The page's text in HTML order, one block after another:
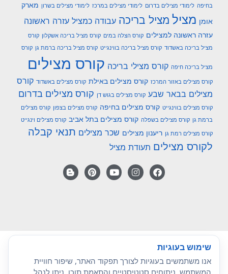
בחיפה לימודי מצילים בדרום לימודי מצילים במרכז לימודי מצילים בשרון מארק
אומן מציל מציל בריכה עבודה כמציל עזרה ראשונה
עזרה ראשונה למצילים קורס הצלה במים קורס מציל בריכה אשקלון קורס
מציל בריכה באשדוד קורס מציל בריכה בווינגייט קורס מציל בריכה ברמת גן קורס
מציל בריכה חיפה קורס מצילי בריכה קורס מצילים
קורס מצילים באזור המרכז קורס מצילים באילת קורס מצילים באשדוד קורס
מצילים בבאר שבע קורס מצילים בגוש דן קורס מצילים בדרום
קורס מצילים בווינגייט קורס מצילים בחיפה קורס מצילים בצפון קורס מצילים
ברמת גן קורס מצילים בשפלה קורס מצילים בתל אביב קורס מצילים וינגייט
קורס מצילים רמת גן ריענון מצילים שכר מצילים תנאי קבלה
לקורס מצילים תעודת מציל
שימוש בעוגיות
אנו משתמשים בעוגיות לצורך תפקוד האתר, שיפור חוויית
המשתמש, ניתוחים סטטיסטיים והתאמת תוכן. ניתן לנהל